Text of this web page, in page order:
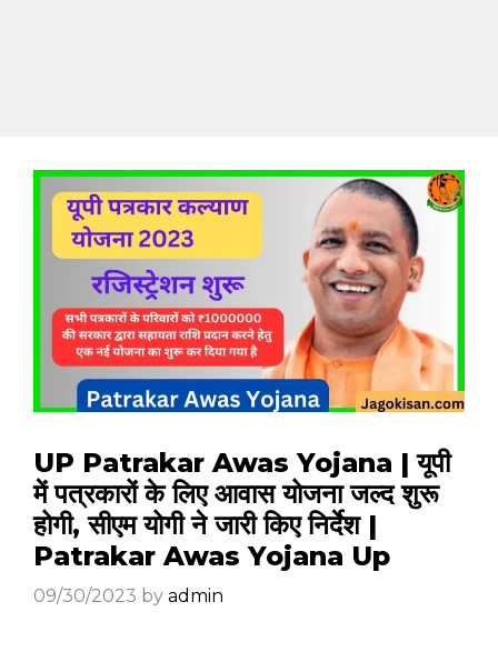
UP Patrakar Awas Yojana | यूपी
में पत्रकारों के लिए आवास योजना जल्द शुरू
होगी, सीएम योगी ने जारी किए निर्देश |
Patrakar Awas Yojana Up
09/30/2023 by admin